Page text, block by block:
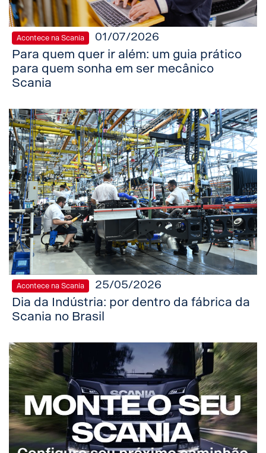
Acontece na Scania 01/07/2026
Para quem quer ir além: um guia prático
para quem sonha em ser mecânico
Scania
Acontece na Scania 25/05/2026
Dia da Indústria: por dentro da fábrica da
Scania no Brasil